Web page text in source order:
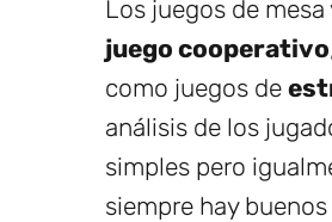
Los juegos de
juego cooperativo
como juegos de
análisis de los
simples pero
siempre hay